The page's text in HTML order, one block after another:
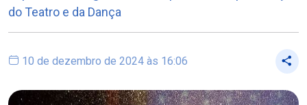
do Teatro e da Dança
10 de dezembro de 2024 às 16:06